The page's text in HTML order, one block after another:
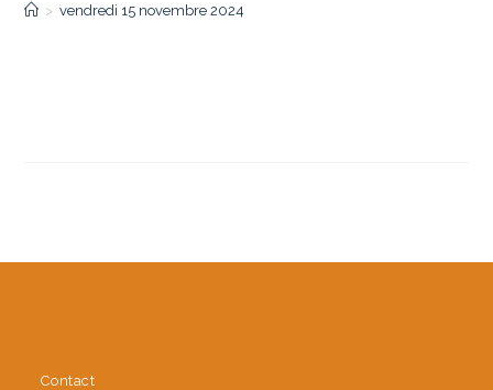
> vendredi 15 novembre 2024
Contact